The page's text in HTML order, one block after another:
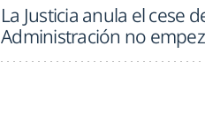
La Justicia anula el cese
Administración no